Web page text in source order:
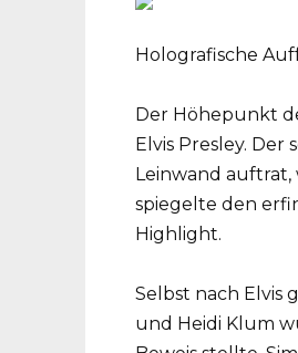
Holografische
Der Höhepunkt
Elvis Presley.
Leinwand
spiegelte den
Highlight.
Selbst nach Elvis
und Heidi Klum